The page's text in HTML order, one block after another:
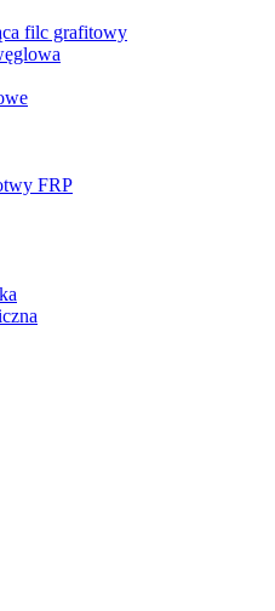
filc grafitowy
FRP